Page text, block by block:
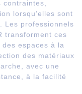
lorsqu’elles sont
Les professionnels
transforment ces
espaces à la
des matériaux
avec une
à la facilité